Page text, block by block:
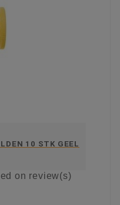
10 STK GEEL
on review(s)